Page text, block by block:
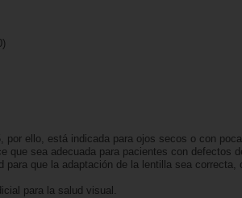
ello, está indicada para ojos secos o con
que sea adecuada para pacientes con defectos
que la adaptación de la lentilla sea correcta,
para la salud visual.